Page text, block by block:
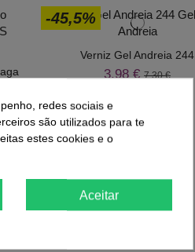
-45,5%
Verniz Gel Andreia 244
3,98 €7,30 €
redes sociais e
são utilizados para te
estes cookies e o
Aceitar